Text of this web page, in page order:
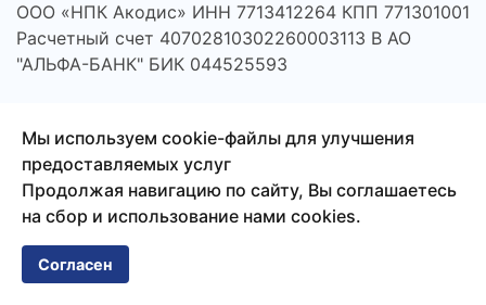
ООО «НПК Акодис» ИНН 7713412264 КПП 771301001
Расчетный счет 40702810302260003113 В АО
"АЛЬФА-БАНК" БИК 044525593
© 2026 Акодис - продажа компонентов для телефонов,
Мы используем cookie-файлы для улучшения
предоставляемых услуг
Продолжая навигацию по сайту, Вы соглашаетесь
на сбор и использование нами cookies.
Согласен